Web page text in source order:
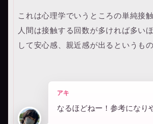
これは心理学でいうところの単純接
人間は接触する回数が多ければ多い
して安心感、親近感が出るというもの
アキ
なるほどねー！参考になり